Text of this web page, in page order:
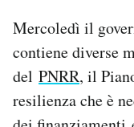
CALENDARIO
AREA
Mercoledì il
contiene diverse
del PNRR, il
resilienza che è